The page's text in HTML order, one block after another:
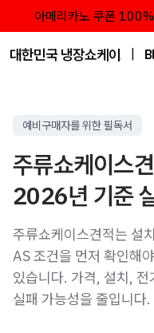
아메리카노 쿠폰
대한민국 냉장쇼케이스 점
예비구매자를 위한 필독서
주류쇼케이스
2026년 기준
주류쇼케이스견적는 설
AS 조건을 먼저 확인해
있습니다. 가격, 설치,
실패 가능성을 줄입니다.